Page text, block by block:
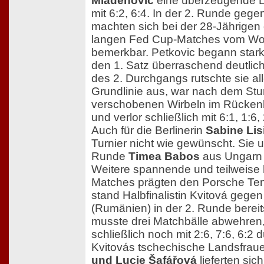
mit 6:2, 6:4. In der 2. Runde
machten sich bei der 28-
langen Fed Cup-Matches vom
bemerkbar. Petkovic begann
den 1. Satz überraschend
des 2. Durchgangs rutschte sie
Grundlinie aus, war nach dem
verschobenen Wirbeln im
und verlor schließlich mit 6:1, 1:6,
Auch für die Berlinerin Sabine
Turnier nicht wie gewünscht. Sie
Runde Timea Babos aus
Weitere spannende und
Matches prägten den Porsche
stand Halbfinalistin Kvitová
(Rumänien) in der 2. Runde
musste drei Matchbälle
schließlich noch mit 2:6, 7:6, 6:2
Kvitovás tschechische
und Lucie Šafářová lieferten